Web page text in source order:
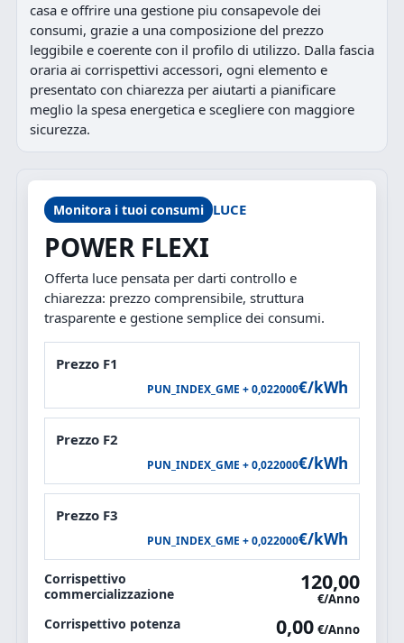
casa e offrire una gestione piu consapevole dei
consumi, grazie a una composizione del prezzo
leggibile e coerente con il profilo di utilizzo. Dalla fascia
oraria ai corrispettivi accessori, ogni elemento e
presentato con chiarezza per aiutarti a pianificare
meglio la spesa energetica e scegliere con maggiore
sicurezza.
Monitora i tuoi consumi LUCE
POWER FLEXI
Offerta luce pensata per darti controllo e
chiarezza: prezzo comprensibile, struttura
trasparente e gestione semplice dei consumi.
Prezzo F1
PUN_INDEX_GME + 0,022000€/kWh
Prezzo F2
PUN_INDEX_GME + 0,022000€/kWh
Prezzo F3
PUN_INDEX_GME + 0,022000€/kWh
Corrispettivo
commercializzazione
120,00
€/Anno
Corrispettivo potenza 0,00 €/Anno